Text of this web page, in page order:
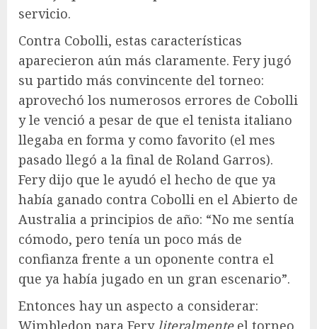
servicio.
Contra Cobolli, estas características
aparecieron aún más claramente. Fery jugó
su partido más convincente del torneo:
aprovechó los numerosos errores de Cobolli
y le venció a pesar de que el tenista italiano
llegaba en forma y como favorito (el mes
pasado llegó a la final de Roland Garros).
Fery dijo que le ayudó el hecho de que ya
había ganado contra Cobolli en el Abierto de
Australia a principios de año: “No me sentía
cómodo, pero tenía un poco más de
confianza frente a un oponente contra el
que ya había jugado en un gran escenario”.
Entonces hay un aspecto a considerar: